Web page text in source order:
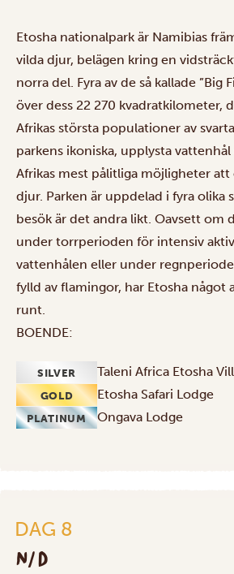
Etosha nationalpark är Namibias
vilda djur, belägen kring en
norra del. Fyra av de så kallade ”Big
över dess 22 270 kvadratkilometer,
Afrikas största populationer av
parkens ikoniska, upplysta
Afrikas mest pålitliga möjligheter att
djur. Parken är uppdelad i fyra olika
besök är det andra likt. Oavsett om
under torrperioden för intensiv
vattenhålen eller under
fylld av flamingor, har Etosha något
runt.
BOENDE:
SILVER Taleni Africa Etosha
GOLD Etosha Safari Lodge
PLATINUM Ongava Lodge
DAG 8
N/D